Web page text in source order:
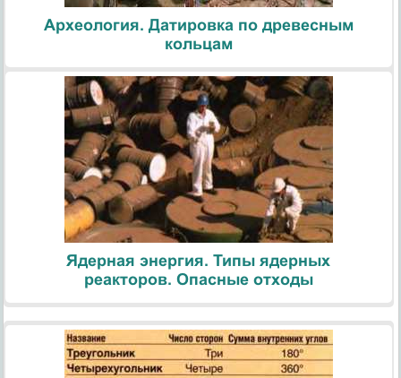
Археология. Датировка по древесным
кольцам
Ядерная энергия. Типы ядерных
реакторов. Опасные отходы